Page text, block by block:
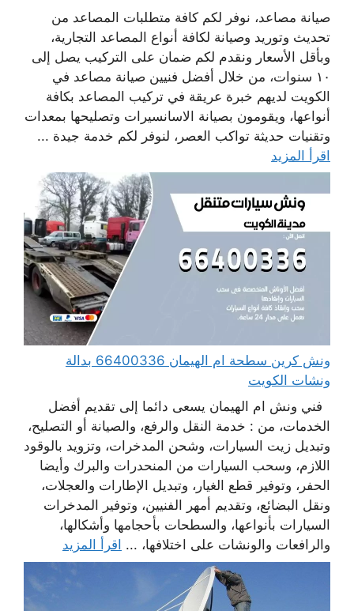
صيانة مصاعد، نوفر لكم كافة متطلبات المصاعد من
تحديث وتوريد وصيانة لكافة أنواع المصاعد التجارية،
وبأقل الأسعار ونقدم لكم ضمان على التركيب يصل إلى
١٠ سنوات، من خلال أفضل فنيين صيانة مصاعد في
الكويت لديهم خبرة عريقة في تركيب المصاعد بكافة
أنواعها، ويقومون بصيانة الاسانسيرات وتصليحها بمعدات
وتقنيات حديثة تواكب العصر، لنوفر لكم خدمة جيدة ...
اقرأ المزيد
ونش كرين سطحة ام الهيمان 66400336 بدالة
ونشات الكويت
فني ونش ام الهيمان يسعى دائما إلى تقديم أفضل
الخدمات، من : خدمة النقل والرفع، والصيانة أو التصليح،
وتبديل زيت السيارات، وشحن المدخرات، وتزويد بالوقود
اللازم، وسحب السيارات من المنحدرات والبرك وأيضا
الحفر، وتوفير قطع الغيار، وتبديل الإطارات والعجلات،
ونقل البضائع، وتقديم أمهر الفنيين، وتوفير المدخرات
السيارات بأنواعها، والسطحات بأحجامها وأشكالها،
والرافعات والونشات على اختلافها، ... اقرأ المزيد